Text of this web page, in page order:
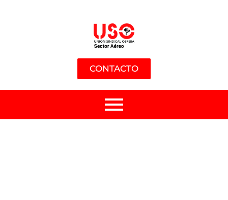
CONTACTO